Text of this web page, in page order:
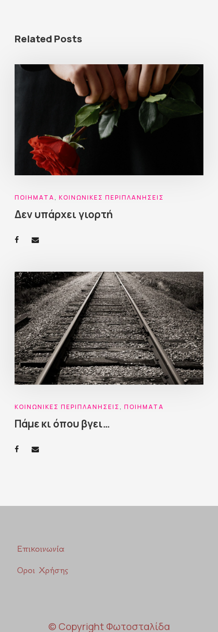
Related Posts
ΠΟΙΉΜΑΤΑ, ΚΟΙΝΩΝΙΚΈΣ ΠΕΡΙΠΛΑΝΉΣΕΙΣ
Δεν υπάρχει γιορτή
ΚΟΙΝΩΝΙΚΈΣ ΠΕΡΙΠΛΑΝΉΣΕΙΣ, ΠΟΙΉΜΑΤΑ
Πάμε κι όπου βγει…
Επικοινωνία
Οροι Χρήσης
© Copyright Φωτοσταλίδα